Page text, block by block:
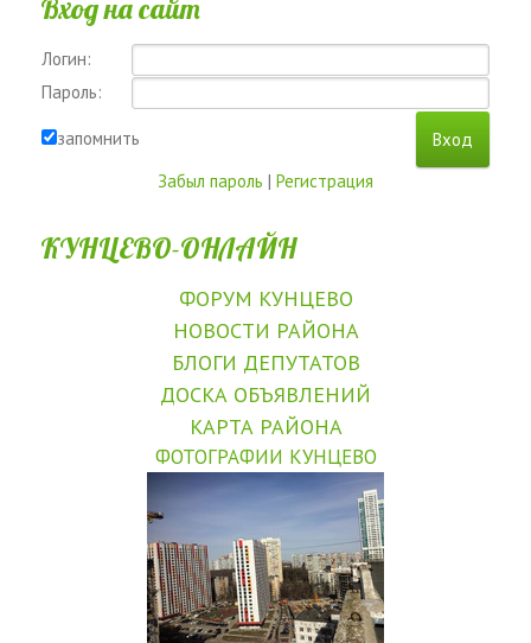
Вход на сайт
Логин:
Пароль:
запомнить
Забыл пароль | Регистрация
КУНЦЕВО-ОНЛАЙН
ФОРУМ КУНЦЕВО
НОВОСТИ РАЙОНА
БЛОГИ ДЕПУТАТОВ
ДОСКА ОБЪЯВЛЕНИЙ
КАРТА РАЙОНА
ФОТОГРАФИИ КУНЦЕВО